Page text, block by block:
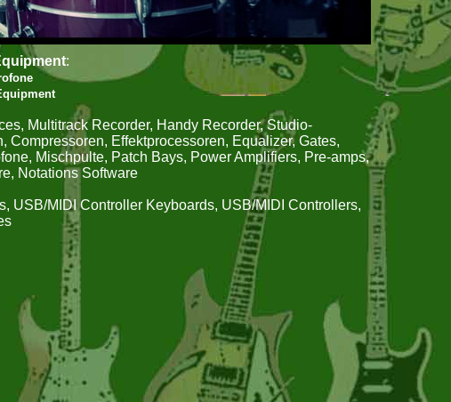
:
Multitrack Recorder, Handy Recorder, Studio-
Compressoren, Effektprocessoren, Equalizer, Gates,
Mischpulte, Patch Bays, Power Amplifiers, Pre-amps,
Notations Software
USB/MIDI Controller Keyboards, USB/MIDI Controllers,